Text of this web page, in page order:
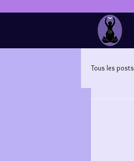
Tous les posts